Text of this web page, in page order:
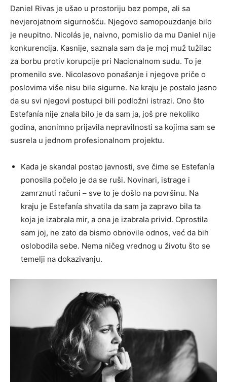
Daniel Rivas je ušao u prostoriju bez pompe, ali sa
nevjerojatnom sigurnošću. Njegovo samopouzdanje bilo
je neupitno. Nicolás je, naivno, pomislio da mu Daniel nije
konkurencija. Kasnije, saznala sam da je moj muž tužilac
za borbu protiv korupcije pri Nacionalnom sudu. To je
promenilo sve. Nicolasovo ponašanje i njegove priče o
poslovima više nisu bile sigurne. Na kraju je postalo jasno
da su svi njegovi postupci bili podložni istrazi. Ono što
Estefanía nije znala bilo je da sam ja, još pre nekoliko
godina, anonimno prijavila nepravilnosti sa kojima sam se
susrela u jednom profesionalnom projektu.
Kada je skandal postao javnosti, sve čime se Estefanía
ponosila počelo je da se ruši. Novinari, istrage i
zamrznuti računi – sve to je došlo na površinu. Na
kraju je Estefanía shvatila da sam ja zapravo bila ta
koja je izabrala mir, a ona je izabrala privid. Oprostila
sam joj, ne zato da bismo obnovile odnos, već da bih
oslobodila sebe. Nema ničeg vrednog u životu što se
temelji na dokazivanju.